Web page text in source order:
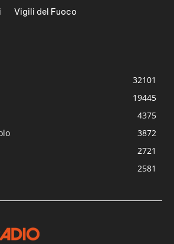
Vigili del Fuoco
32101
19445
4375
3872
2721
2581